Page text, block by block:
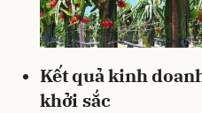
Kết quả kinh
khởi sắc